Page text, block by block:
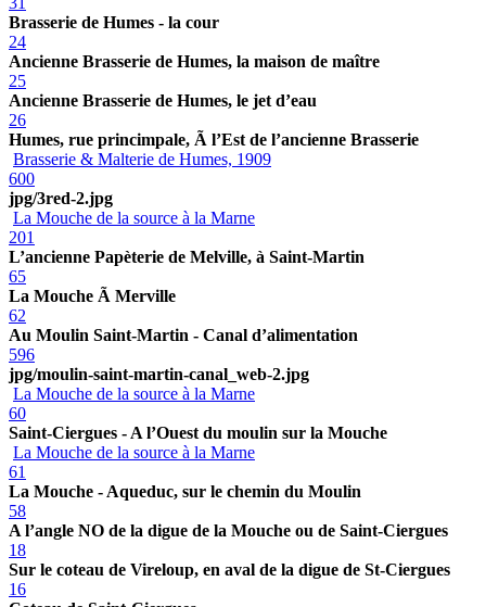
Brasserie de Humes - la cour
24
Ancienne Brasserie de Humes, la maison de maître
25
Ancienne Brasserie de Humes, le jet d’eau
26
Humes, rue princimpale, Ã l’Est de l’ancienne Brasserie
Brasserie & Malterie de Humes, 1909
600
jpg/3red-2.jpg
La Mouche de la source à la Marne
201
L’ancienne Papèterie de Melville, à Saint-Martin
65
La Mouche Ã Merville
62
Au Moulin Saint-Martin - Canal d’alimentation
596
jpg/moulin-saint-martin-canal_web-2.jpg
La Mouche de la source à la Marne
60
Saint-Ciergues - A l’Ouest du moulin sur la Mouche
La Mouche de la source à la Marne
61
La Mouche - Aqueduc, sur le chemin du Moulin
58
A l’angle NO de la digue de la Mouche ou de Saint-Ciergues
18
Sur le coteau de Vireloup, en aval de la digue de St-Ciergues
16